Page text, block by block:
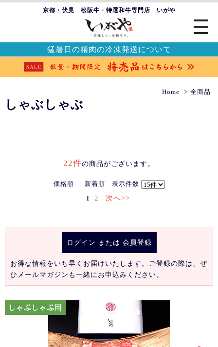
京都・伏見 松阪牛・特選和牛専門店 いがや
猛暑日の精肉の冷凍発送について
Home 全商品
しゃぶしゃぶ
22件の商品がございます。
価格順 新着順 表示件数
1 2 次へ>>
ログイン または 会員登録
お得な情報をいち早くお届けいたします。ご登録の際は、ぜ
ひメールマガジンも一緒にお申込みください。